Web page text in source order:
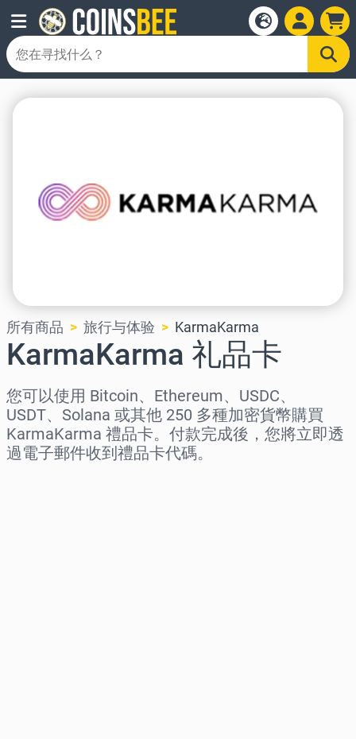
所有商品 旅行与体验 KarmaKarma
KarmaKarma 礼品卡
您可以使用 Bitcoin、Ethereum、USDC、
USDT、Solana 或其他 250 多種加密貨幣購買
KarmaKarma 禮品卡。付款完成後，您將立即透
過電子郵件收到禮品卡代碼。